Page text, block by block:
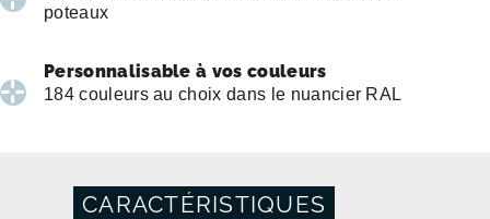
poteaux
Personnalisable à vos couleurs
184 couleurs au choix dans le nuancier RAL
CARACTÉRISTIQUES